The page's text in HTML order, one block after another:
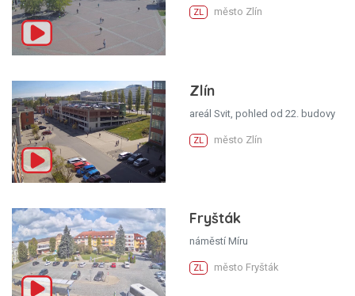
ZL město Zlín
Zlín
areál Svit, pohled od 22. budovy
ZL město Zlín
Fryšták
náměstí Míru
ZL město Fryšták